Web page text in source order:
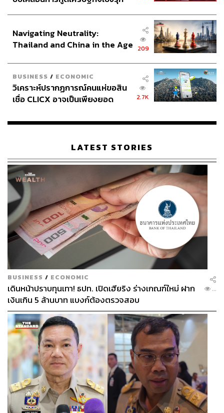
Navigating Neutrality:
Thailand and China in the Age
209
BUSINESS / ECONOMIC
วิเคราะห์ปรากฏการณ์คนแห่ขอสิน
เชื่อ CLICX อาจเป็นเพียงยอด
เรือนไทยที่ถูกซุกไว้
2.7K
LATEST STORIES
BUSINESS / ECONOMIC
เดินหน้าปราบทุนเทา! ธปท. เปิดเฮียริง ร่างเกณฑ์ใหม่ ฝาก
เงินเกิน 5 ล้านบาท แบงก์ต้องตรวจสอบ
...